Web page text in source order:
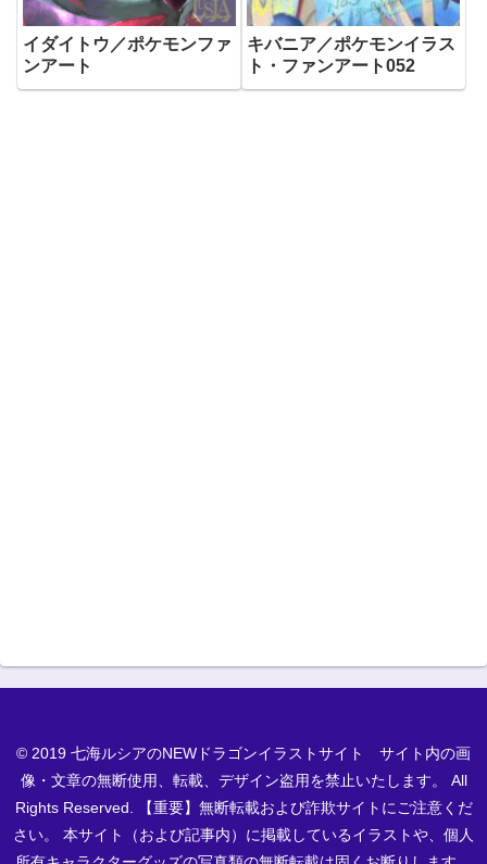
イダイトウ／ポケモンファ
ンアート
キバニア／ポケモンイラス
ト・ファンアート052
© 2019 七海ルシアのNEWドラゴンイラストサイト サイト内の画
像・文章の無断使用、転載、デザイン盗用を禁止いたします。 All
Rights Reserved. 【重要】無断転載および詐欺サイトにご注意くだ
さい。 本サイト（および記事内）に掲載しているイラストや、個人